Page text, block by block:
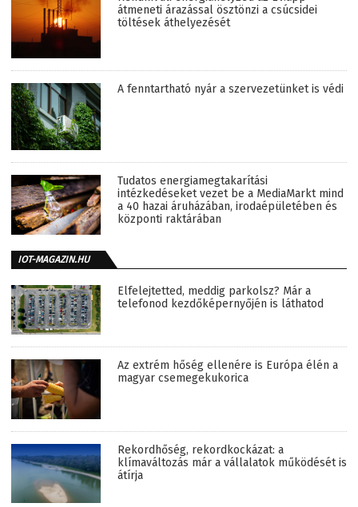
átmeneti árazással ösztönzi a csúcsidei
töltések áthelyezését
A fenntartható nyár a szervezetünket is védi
Tudatos energiamegtakarítási
intézkedéseket vezet be a MediaMarkt mind
a 40 hazai áruházában, irodaépületében és
központi raktárában
IOT-MAGAZIN.HU
Elfelejtetted, meddig parkolsz? Már a
telefonod kezdőképernyőjén is láthatod
Az extrém hőség ellenére is Európa élén a
magyar csemegekukorica
Rekordhőség, rekordkockázat: a
klímaváltozás már a vállalatok működését is
átírja